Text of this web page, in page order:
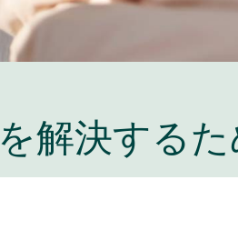
解決するた